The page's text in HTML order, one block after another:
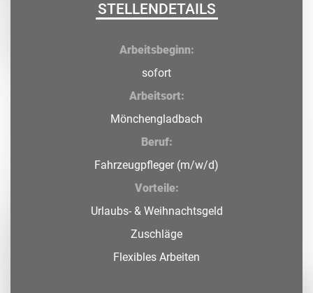
STELLENDETAILS
Arbeitsbeginn:
sofort
Arbeitsort:
Mönchengladbach
Beruf:
Fahrzeugpfleger (m/w/d)
Vorteile:
Urlaubs- & Weihnachtsgeld
Zuschläge
Flexibles Arbeiten